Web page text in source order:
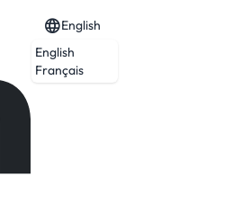
English
English
Français